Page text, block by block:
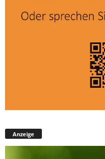
Anzeige